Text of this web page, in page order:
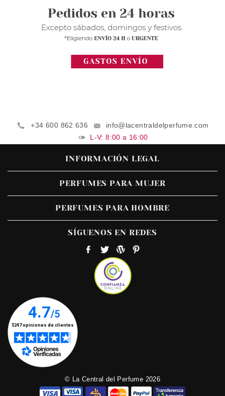
+34 600 862 636
info@lacentraldelperfume.com
L-V: 8:00 a 16:00
INFORMACIÓN LEGAL
PERFUMES PARA MUJER
PERFUMES PARA HOMBRE
SÍGUENOS EN REDES
© La Central del Perfume 2026